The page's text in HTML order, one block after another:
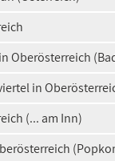
Oberösterreich
in
(... am Inn)